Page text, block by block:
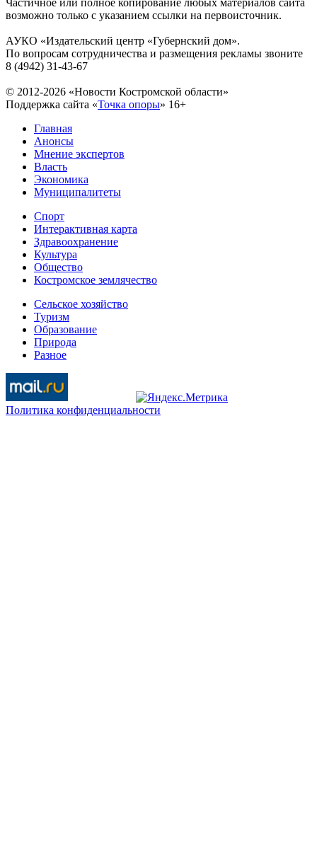
Частичное или полное копирование любых материалов сайта
возможно только с указанием ссылки на первоисточник.
АУКО «Издательский центр «Губернский дом».
По вопросам сотрудничества и размещения рекламы звоните
8 (4942) 31-43-67
© 2012-2026 «Новости Костромской области»
Поддержка сайта «Точка опоры» 16+
Главная
Анонсы
Мнение экспертов
Власть
Экономика
Муниципалитеты
Спорт
Интерактивная карта
Здравоохранение
Культура
Общество
Костромское землячество
Сельское хозяйство
Туризм
Образование
Природа
Разное
Политика конфиденциальности